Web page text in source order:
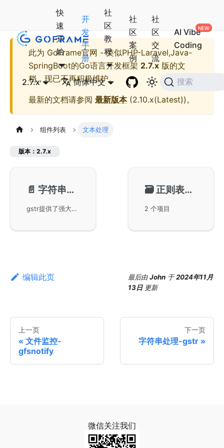
快
速
开
始
开
发
手
册
社
区
教
程
社
区
案
例
社
区
交
流
AI Vibe
Coding
2.7.x 简体中文 搜索
此为 GoFrame官网 - 类似PHP-Laravel,Java-
SpringBoot的Go语言开发框架 2.7.x 版的文
档，现已不再积极维护。
最新的文档请参阅 最新版本(2.10.x(Latest))。
组件列表 文本处理
版本：2.7.x
📄️ 字符串处理-gstr
gstr提供了强大便捷的文本处理组件，包含字符串判断、大小写转换、字符串比较、切分组合、命名转换等多种功能，相较于Golang标准库更加全面丰富。
🗃️正则表达式-gregex
2 个项目
编辑此页 最后由John 于2024年11月
13日 更新
上一页
文件监控-
gfsnotify
下一页
字符串处理-gstr
微信关注我们